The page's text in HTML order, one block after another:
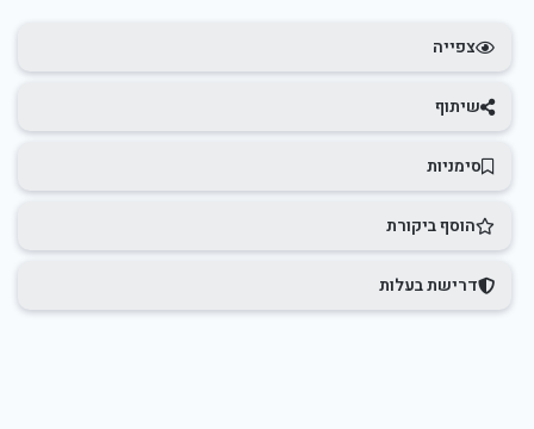
צפייה
שיתוף
סימניות
הוסף ביקורת
דרישת בעלות